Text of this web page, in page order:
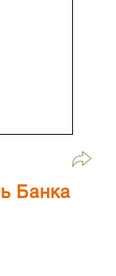
Банка